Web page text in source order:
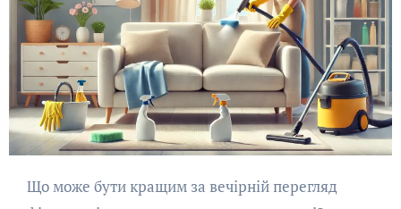
Що може бути кращим за вечірній перегляд